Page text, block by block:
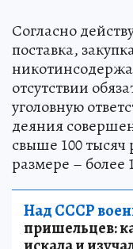
Согласно
поставка,
отсутствии
уголовную
деяния
свыше 100 тысяч
размере – более
Над СССР
пришельцев: